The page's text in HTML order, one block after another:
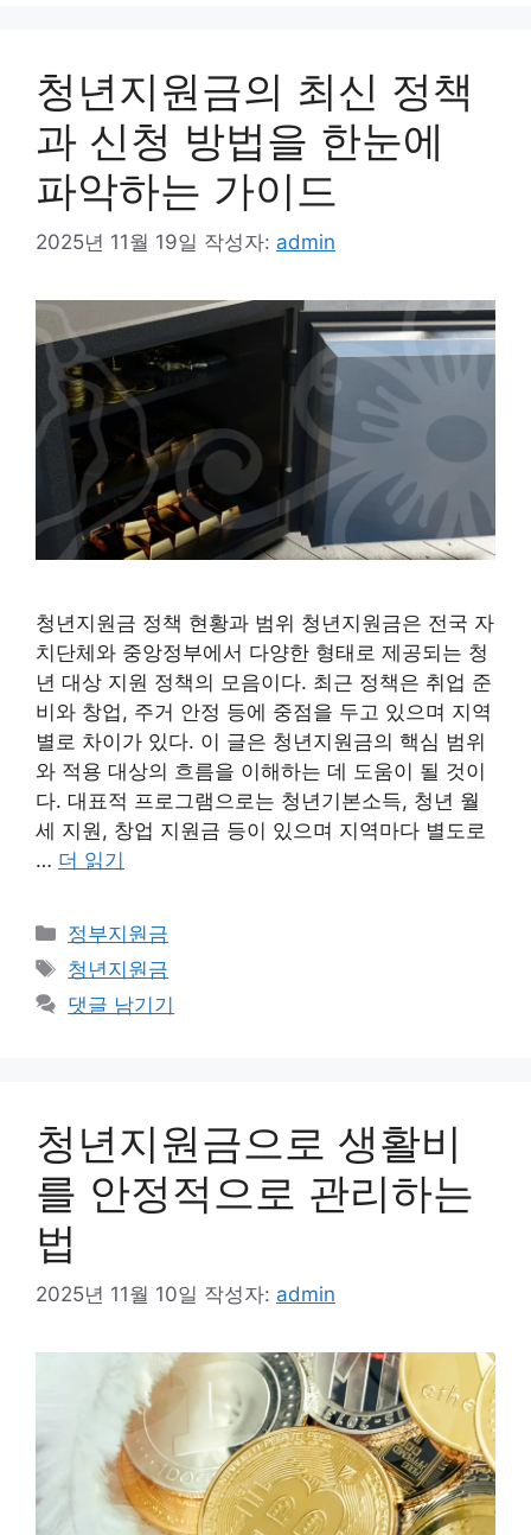
청년지원금의 최신 정책
과 신청 방법을 한눈에
파악하는 가이드
2025년 11월 19일 작성자: admin
청년지원금 정책 현황과 범위 청년지원금은 전국 자
치단체와 중앙정부에서 다양한 형태로 제공되는 청
년 대상 지원 정책의 모음이다. 최근 정책은 취업 준
비와 창업, 주거 안정 등에 중점을 두고 있으며 지역
별로 차이가 있다. 이 글은 청년지원금의 핵심 범위
와 적용 대상의 흐름을 이해하는 데 도움이 될 것이
다. 대표적 프로그램으로는 청년기본소득, 청년 월
세 지원, 창업 지원금 등이 있으며 지역마다 별도로
… 더 읽기
카
테
고
리
정부지원금
태
그
청년지원금
댓글 남기기
청년지원금으로 생활비
를 안정적으로 관리하는
법
2025년 11월 10일 작성자: admin